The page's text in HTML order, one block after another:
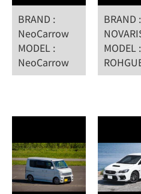
BRAND :
NeoCarrow
MODEL :
NeoCarrow
BRAND :
MODEL :